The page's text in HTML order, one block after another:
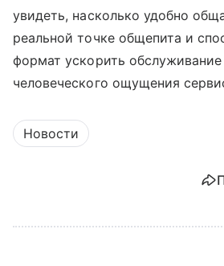
увидеть, насколько удобно
реальной точке общепита и
формат ускорить обслуживание
человеческого ощущения
Новости